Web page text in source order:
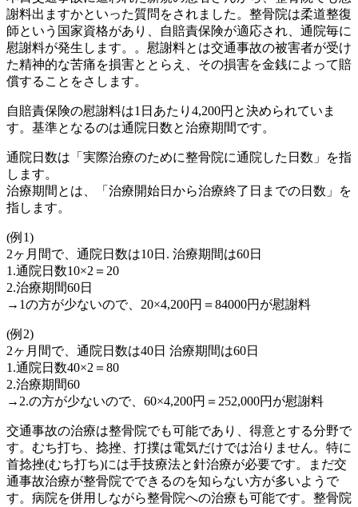
謝料出ますかといった質問をされました。整骨院は柔道整復
師という国家資格があり、自賠責保険が適応され、通院毎に
慰謝料が発生します。。慰謝料とは交通事故の被害者が受け
た精神的な苦痛を損害ととらえ、その損害を金銭によって賠
償することをさします。
自賠責保険の慰謝料は1日あたり4,200円と決められていま
す。基準となるのは通院日数と治療期間です。
通院日数は「実際治療のために整骨院に通院した日数」を指
します。
治療期間とは、「治療開始日から治療終了日までの日数」を
指します。
(例1)
2ヶ月間で、通院日数は10日. 治療期間は60日
1.通院日数10×2＝20
2.治療期間60日
→1の方が少ないので、20×4,200円＝84000円が慰謝料
(例2)
2ヶ月間で、通院日数は40日 治療期間は60日
1.通院日数40×2＝80
2.治療期間60
→2.の方が少ないので、60×4,200円＝252,000円が慰謝料
交通事故の治療は整骨院でも可能であり、得意とする分野で
す。むち打ち、捻挫、打撲は電気だけでは治りません。特に
首捻挫(むち打ち)には手技療法と針治療が必要です。まだ交
通事故治療が整骨院でできるのを知らない方が多いようで
す。病院を併用しながら整骨院への治療も可能です。整骨院